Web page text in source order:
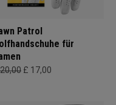
Patrol
für
£ 17,00